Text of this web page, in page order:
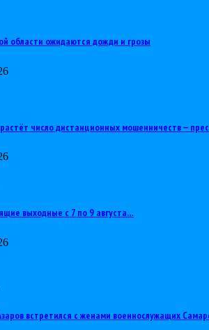
области ожидаются дожди и грозы
число дистанционных мошенничеств —
выходные с 7 по 9 августа…
встретился с женами военнослужащих